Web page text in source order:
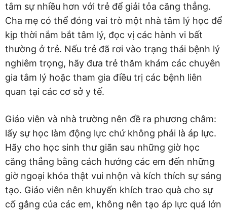
tâm sự nhiều hơn với trẻ để giải tỏa căng thẳng.
Cha mẹ có thể đóng vai trò một nhà tâm lý học để
kịp thời nắm bắt tâm lý, đọc vị các hành vi bất
thường ở trẻ. Nếu trẻ đã rơi vào trạng thái bệnh lý
nghiêm trọng, hãy đưa trẻ thăm khám các chuyên
gia tâm lý hoặc tham gia điều trị các bệnh liên
quan tại các cơ sở y tế.
Giáo viên và nhà trường nên đề ra phương châm:
lấy sự học làm động lực chứ không phải là áp lực.
Hãy cho học sinh thư giãn sau những giờ học
căng thẳng bằng cách hướng các em đến những
giờ ngoại khóa thật vui nhộn và kích thích sự sáng
tạo. Giáo viên nên khuyến khích trao quà cho sự
cố gắng của các em, không nên tạo áp lực quá lớn